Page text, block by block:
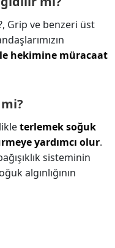
Grip ve benzeri üst
hekimine müracaat
terlemek soğuk
yardımcı olur.
sisteminin
algınlığının